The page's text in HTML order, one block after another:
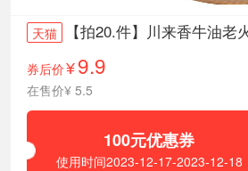
天猫 【拍20.件】川来香牛油老
券后价¥ 9.9
在售价¥ 5.5
100元优惠券
使用时间2023-12-17-2023-12-18